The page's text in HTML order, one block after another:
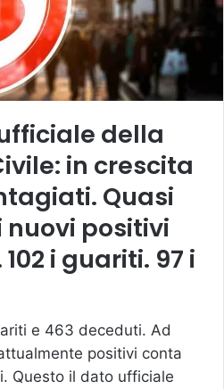
della
in crescita
Quasi
nuovi positivi
i guariti. 97 i
e 463 deceduti. Ad
positivi conta
Questo il dato ufficiale